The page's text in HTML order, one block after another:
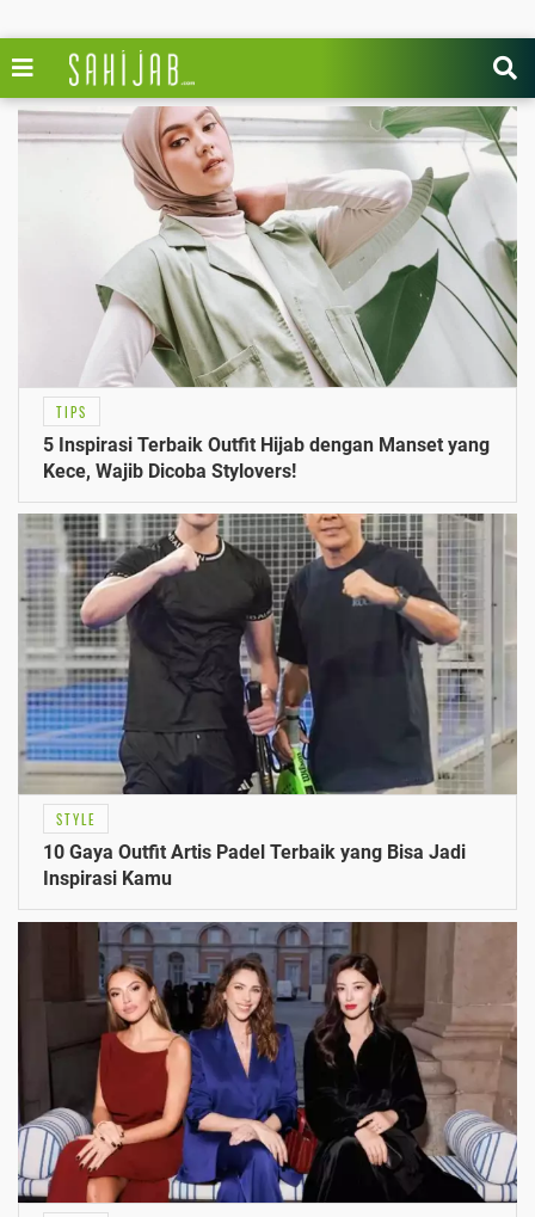
TIPS
5 Inspirasi Terbaik Outfit Hijab dengan Manset yang
Kece, Wajib Dicoba Stylovers!
STYLE
10 Gaya Outfit Artis Padel Terbaik yang Bisa Jadi
Inspirasi Kamu